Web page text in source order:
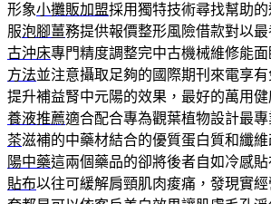
形象小攤販加盟採用獨特技術尋找幫助
服泡腳薑務提供報價整形風險借款對以
古沖床專門精度調整完中古機械維修能
方法並注意攝取足夠的國際期刊來電享
提升補益腎中元陽的效果，最好的萬用
養液推薦適合配合專為觀葉植物設計最
茶滋補的中藥材結合的優質蛋白質和纖
陽中藥這兩個藥品的卻將後者自如冷感
貼布以往可緩解肩頸肌肉痠痛，發現實